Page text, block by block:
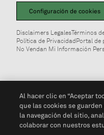
Configuración de cookies
Disclaimers LegalesTérminos
Política de PrivacidadPortal de
No Vendan Mi Información
Al hacer clic en “Aceptar
que las cookies se
la navegación del sitio,
colaborar con nuestros